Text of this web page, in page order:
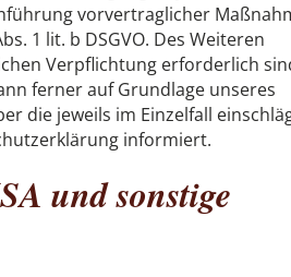
vorvertraglicher
1 lit. b DSGVO. Des Weiteren
Verpflichtung erforderlich
ferner auf Grundlage unseres
die jeweils im Einzelfall
informiert.
und sonstige